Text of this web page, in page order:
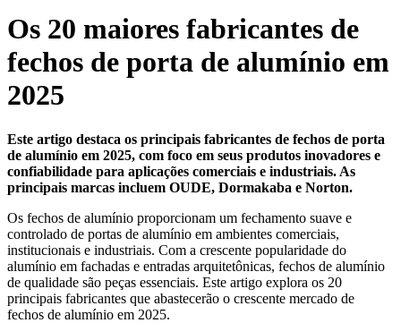
Os 20 maiores fabricantes de
fechos de porta de alumínio em
2025
Este artigo destaca os principais fabricantes de fechos de porta
de alumínio em 2025, com foco em seus produtos inovadores e
confiabilidade para aplicações comerciais e industriais. As
principais marcas incluem OUDE, Dormakaba e Norton.
Os fechos de alumínio proporcionam um fechamento suave e
controlado de portas de alumínio em ambientes comerciais,
institucionais e industriais. Com a crescente popularidade do
alumínio em fachadas e entradas arquitetônicas, fechos de alumínio
de qualidade são peças essenciais. Este artigo explora os 20
principais fabricantes que abastecerão o crescente mercado de
fechos de alumínio em 2025.